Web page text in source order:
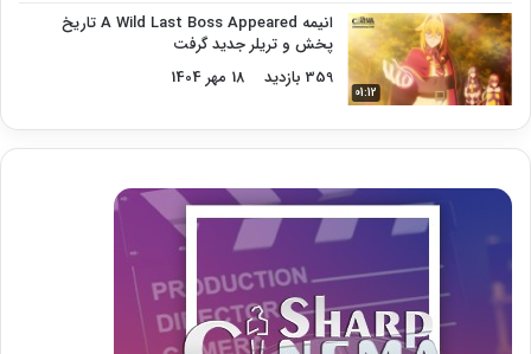
01:12
انیمه A Wild Last Boss Appeared تاریخ
پخش و تریلر جدید گرفت
359 بازدید
18 مهر 1404